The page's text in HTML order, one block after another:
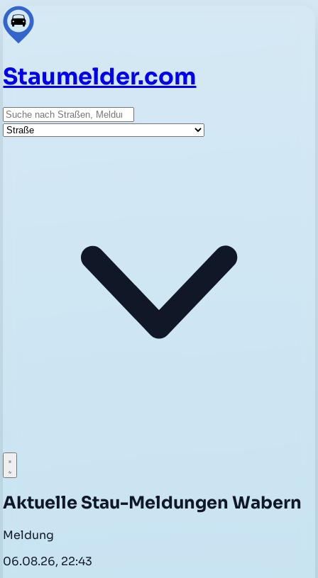
Staumelder.com
Suche
Straße
Aktuelle Stau-Meldungen Wabern
Meldung
06.08.26, 22:43